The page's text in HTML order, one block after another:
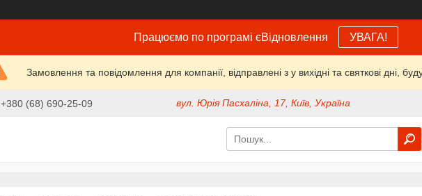
Працюємо по програмі єВідновлення УВАГА!
Замовлення та повідомлення для компанії, відправлені з у вихідні та святкові дні,
+380 (68) 690-25-09 вул. Юрія Пасхаліна, 17, Київ, Україна